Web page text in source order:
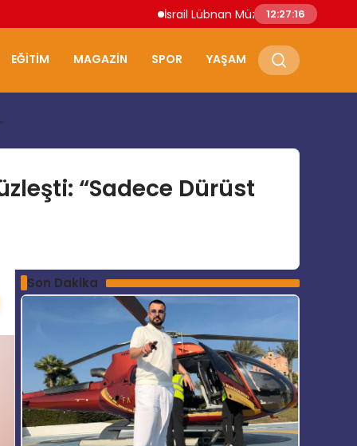
İsrail Lübnan Müzakereleri Roma’da
12:27:17
EĞITIM MAGAZIN SPOR YAŞAM
“Sadece Dürüst
Son Dakika